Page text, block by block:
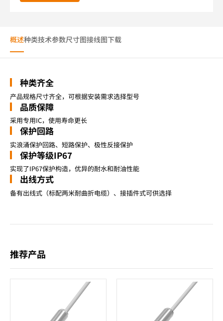
概述种类技术参数尺寸图接线图下载
种类齐全
产品规格尺寸齐全，可根据安装需求选择型号
品质保障
采用专用IC，使用寿命更长
保护回路
实浪涌保护回路、短路保护、极性反接保护
保护等级IP67
实现了IP67保护构造，优异的耐水和耐油性能
出线方式
备有出线式（标配两米耐曲折电缆）、接插件式可供选择
推荐产品